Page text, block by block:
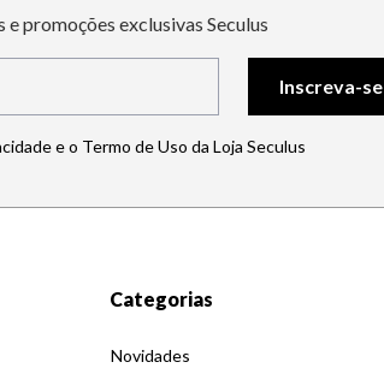
promoções exclusivas Seculus
Inscreva-se
e o Termo de Uso da Loja Seculus
Categorias
Novidades